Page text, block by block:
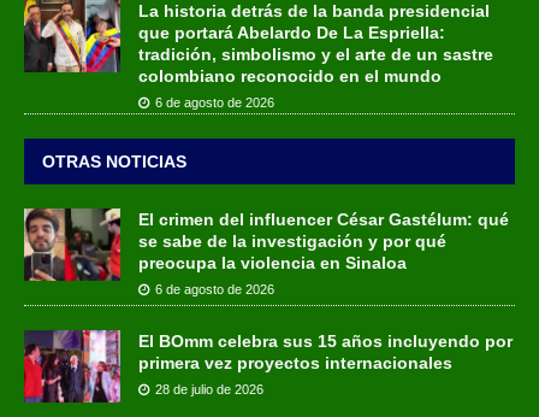
La historia detrás de la banda presidencial
que portará Abelardo De La Espriella:
tradición, simbolismo y el arte de un sastre
colombiano reconocido en el mundo
6 de agosto de 2026
OTRAS NOTICIAS
El crimen del influencer César Gastélum: qué
se sabe de la investigación y por qué
preocupa la violencia en Sinaloa
6 de agosto de 2026
El BOmm celebra sus 15 años incluyendo por
primera vez proyectos internacionales
28 de julio de 2026